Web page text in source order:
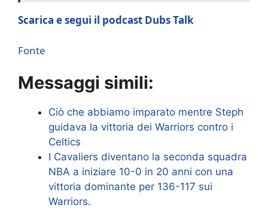
Scarica e segui il podcast Dubs Talk
Fonte
Messaggi simili:
Ciò che abbiamo imparato mentre Steph
guidava la vittoria dei Warriors contro i
Celtics
I Cavaliers diventano la seconda squadra
NBA a iniziare 10-0 in 20 anni con una
vittoria dominante per 136-117 sui
Warriors.